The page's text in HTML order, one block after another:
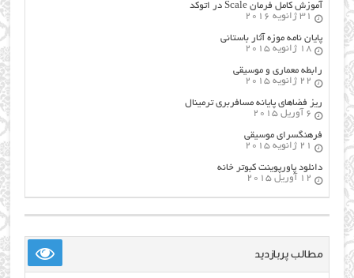
آموزش کامل فرمان Scale در اتوکد
31 ژانویه 2016
پایان نامه موزه آثار باستانی
18 ژانویه 2015
رابطه معماری و موسیقی
22 ژانویه 2015
ریز فضاهای پایانه مسافربری ترمینال
6 آوریل 2015
فرهنگسراي موسيقي
21 ژانویه 2015
دانلود پاورپوینت کبوتر خانه
12 آوریل 2015
مطالب پربازدید